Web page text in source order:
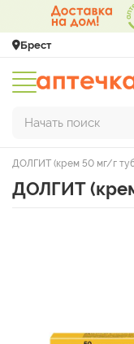
Брест
Начать поиск
ДОЛГИТ (крем 50 мг/г
ДОЛГИТ